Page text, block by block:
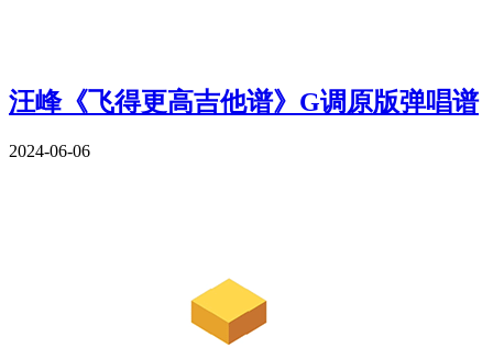
汪峰《飞得更高吉他谱》G调原版弹唱谱
2024-06-06